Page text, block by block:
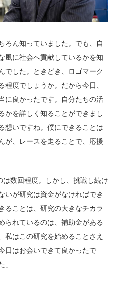
ろん知っていました。でも、自
風に社会へ貢献しているかを知
でした。ときどき、ロゴマーク
程度でしょうか。だから今日、
に良かったです。自分たちの活
かを詳しく知ることができまし
想いですね。僕にできることは
が、レースを走ることで、応援
は数回程度。しかし、挑戦し続け
いが研究は資金がなければでき
ることは、研究の大きなチカラ
られているのは、補助金がある
私はこの研究を始めることさえ
日はお会いできて良かったで
」